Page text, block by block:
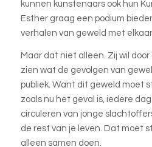
kunnen kunstenaars ook hun
Esther graag een podium
verhalen van geweld met
Maar dat niet alleen. Zij wil
zien wat de gevolgen van
publiek. Want dit geweld moet
zoals nu het geval is, iedere
circuleren van jonge
de rest van je leven. Dat moet
alleen samen doen.